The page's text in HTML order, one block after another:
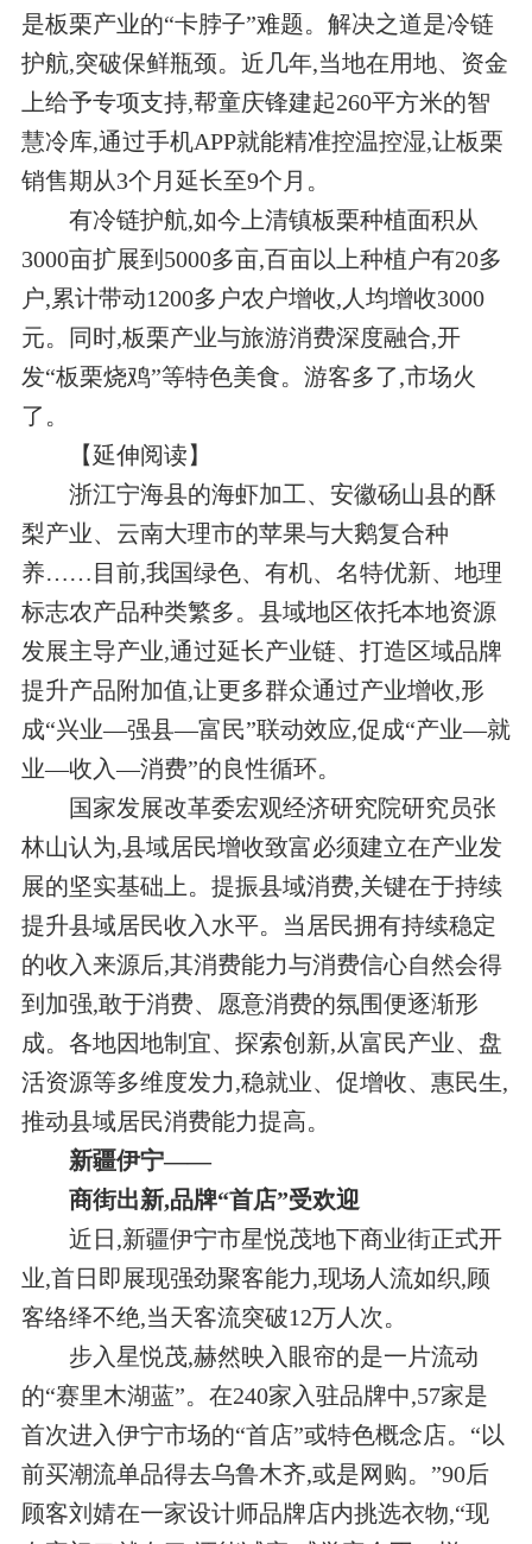
是板栗产业的“卡脖子”难题。解决之道是冷链
护航,突破保鲜瓶颈。近几年,当地在用地、资金
上给予专项支持,帮童庆锋建起260平方米的智
慧冷库,通过手机APP就能精准控温控湿,让板栗
销售期从3个月延长至9个月。
有冷链护航,如今上清镇板栗种植面积从
3000亩扩展到5000多亩,百亩以上种植户有20多
户,累计带动1200多户农户增收,人均增收3000
元。同时,板栗产业与旅游消费深度融合,开
发“板栗烧鸡”等特色美食。游客多了,市场火
了。
【延伸阅读】
浙江宁海县的海虾加工、安徽砀山县的酥
梨产业、云南大理市的苹果与大鹅复合种
养……目前,我国绿色、有机、名特优新、地理
标志农产品种类繁多。县域地区依托本地资源
发展主导产业,通过延长产业链、打造区域品牌
提升产品附加值,让更多群众通过产业增收,形
成“兴业—强县—富民”联动效应,促成“产业—就
业—收入—消费”的良性循环。
国家发展改革委宏观经济研究院研究员张
林山认为,县域居民增收致富必须建立在产业发
展的坚实基础上。提振县域消费,关键在于持续
提升县域居民收入水平。当居民拥有持续稳定
的收入来源后,其消费能力与消费信心自然会得
到加强,敢于消费、愿意消费的氛围便逐渐形
成。各地因地制宜、探索创新,从富民产业、盘
活资源等多维度发力,稳就业、促增收、惠民生,
推动县域居民消费能力提高。
新疆伊宁——
商街出新,品牌“首店”受欢迎
近日,新疆伊宁市星悦茂地下商业街正式开
业,首日即展现强劲聚客能力,现场人流如织,顾
客络绎不绝,当天客流突破12万人次。
步入星悦茂,赫然映入眼帘的是一片流动
的“赛里木湖蓝”。在240家入驻品牌中,57家是
首次进入伊宁市场的“首店”或特色概念店。“以
前买潮流单品得去乌鲁木齐,或是网购。”90后
顾客刘婧在一家设计师品牌店内挑选衣物,“现